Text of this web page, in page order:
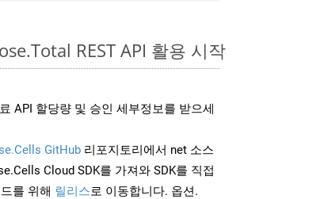
REST API 활용 시작
API 할당량 및 승인 세부정보를 받으세
GitHub 리포지토리에서 net 소스
Cloud SDK를 가져와 SDK를 직접
를 위해 릴리스로 이동합니다. 옵션.